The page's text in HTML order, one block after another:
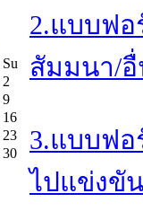
Su
2
9
16
23
30
2.แบบฟอ
สัมมนา/
3.แบบฟอ
ไปแข่งขั